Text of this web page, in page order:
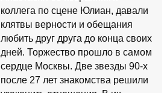
коллега по сцене Юлиан, давали
клятвы верности и обещания
любить друг друга до конца своих
дней. Торжество прошло в самом
сердце Москвы. Две звезды 90-х
после 27 лет знакомства решили